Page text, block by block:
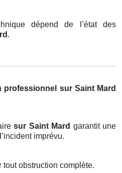
dépend de l’état des
.
professionnel sur Saint Mard
sur Saint Mard garantit une
imprévu.
obstruction complète.